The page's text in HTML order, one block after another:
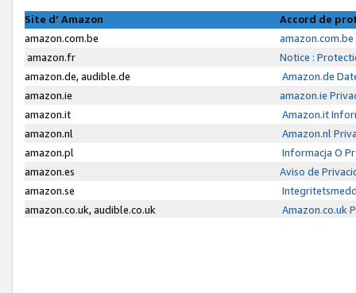
Site d’ Amazon
Accord de
amazon.com.be
amazon.fr
Notice :
amazon.de, audible.de
Amazon.de
amazon.ie
amazon.ie
amazon.it
Amazon.it
amazon.nl
Amazon.nl
amazon.pl
Informacja O
amazon.es
Aviso de
amazon.se
amazon.co.uk, audible.co.uk
Amazon.co.uk